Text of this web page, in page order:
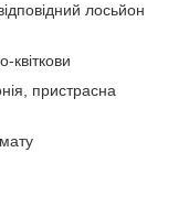
лосьйон
пристрасна